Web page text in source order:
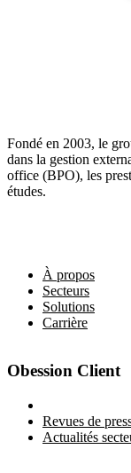
Fondé en 2003, le
dans la gestion
office (BPO), les
études.
À propos
Secteurs
Solutions
Carrière
Obession Client
Revues de
Actualités